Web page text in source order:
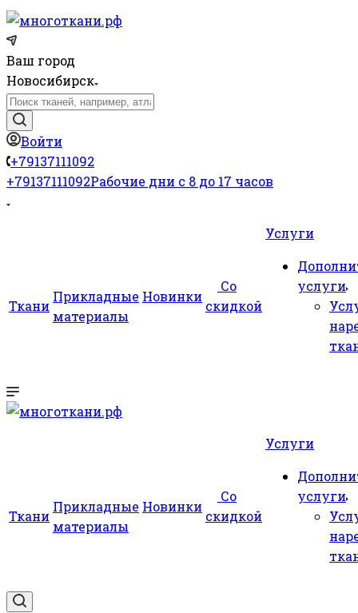
Ваш город
Новосибирск
Войти
+79137111092
+79137111092Рабочие дни с 8 до 17 часов
Ткани
Прикладные
материалы
Новинки
Со
скидкой
Услуги
услуги
Ткани
Прикладные
материалы
Новинки
Со
скидкой
Услуги
услуги